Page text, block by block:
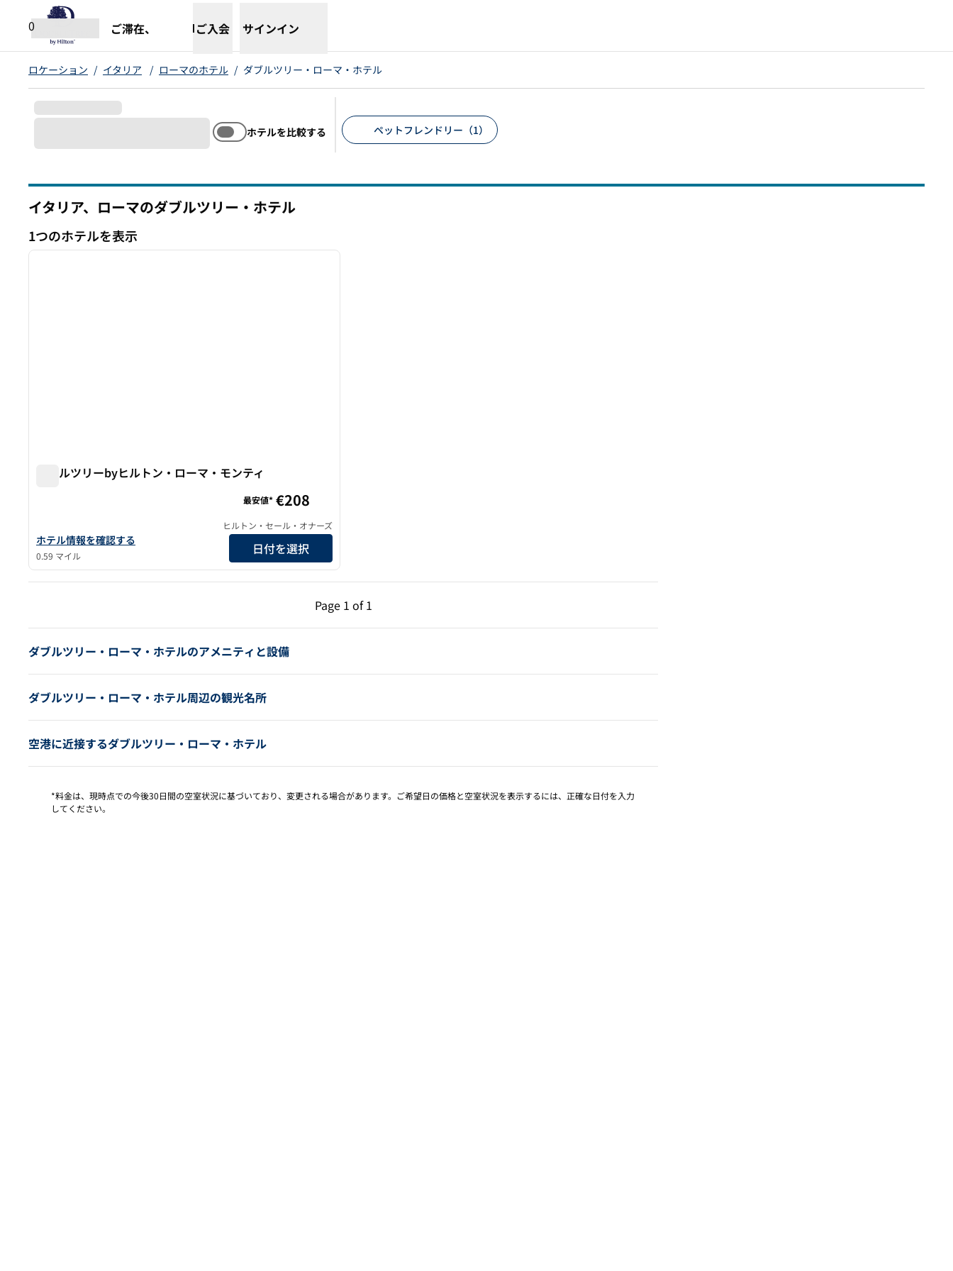
コンテンツに移動
0
ご滞在、 ご入会 サインイン
ロケーション / イタリア / ローマのホテル / ダブルツリー・ローマ・ホテル
ホテルを比較する ペットフレンドリー（1）
イタリア、ローマのダブルツリー・ホテル
1つのホテルを表示
1つのホテルを表示
1/12
次の画像
ダブルツリーbyヒルトン・ローマ・モンティ
ダブルツリーbyヒルトン・ローマ・モンティの詳細を見る
ホテル情報を確認する
0.59 マイル
最安値* €208
ヒルトン・セール・オナーズ
日付を選択
Page 1 of 1
前のページ（1/1）
Page 1 of 1
ダブルツリー・ローマ・ホテルのアメニティと設備
ダブルツリー・ローマ・ホテル周辺の観光名所
空港に近接するダブルツリー・ローマ・ホテル
*料金は、現時点での今後30日間の空室状況に基づいており、変更される場合があります。ご希望日の価格と空室状況を表示するには、正確な日付を入力
してください。